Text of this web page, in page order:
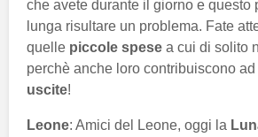
che avete durante il giorno e questo
lunga risultare un problema. Fate
quelle piccole spese a cui di solito
perchè anche loro contribuiscono ad
uscite!
Leone: Amici del Leone, oggi la